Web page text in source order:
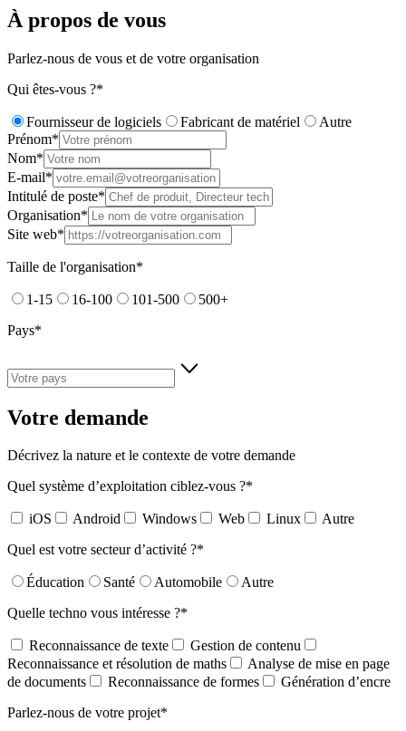
À propos de vous
Parlez-nous de vous et de votre organisation
Qui êtes-vous ?
Fournisseur de logiciels Fabricant de matériel
Autre
Prénom
Nom
E-mail
Intitulé de poste
Organisation
Site web
Taille de l'organisation
1-15 16-100 101-500
500+
Pays
Votre demande
Décrivez la nature et le contexte de votre demande
Quel système d’exploitation ciblez-vous ?
iOS Android Windows Web Linux
Autre
Quel est votre secteur d’activité ?
Éducation Santé Automobile
Autre
Quelle techno vous intéresse ?
Reconnaissance de texte
Gestion de contenu
Reconnaissance et résolution de maths
Analyse de mise en page
de documents
Reconnaissance de formes
Génération d’encre
Parlez-nous de votre projet